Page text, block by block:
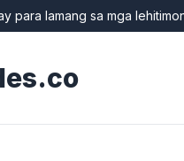
para lamang sa mga